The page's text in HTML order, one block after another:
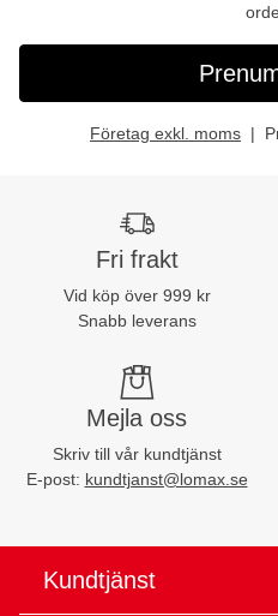
Företag exkl. moms
Fri frakt
Vid köp över 999 kr
Snabb leverans
Mejla oss
Skriv till vår kundtjänst
E-post: kundtjanst@lomax.se
Kundtjänst